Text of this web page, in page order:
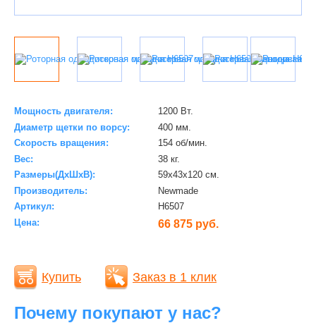
Мощность двигателя:
1200 Вт.
Диаметр щетки по ворсу:
400 мм.
Скорость вращения:
154 об/мин.
Вес:
38 кг.
Размеры(ДхШхВ):
59х43х120 см.
Производитель:
Newmade
Артикул:
H6507
Цена:
66 875 руб.
Купить Заказ в 1 клик
Почему покупают у нас?